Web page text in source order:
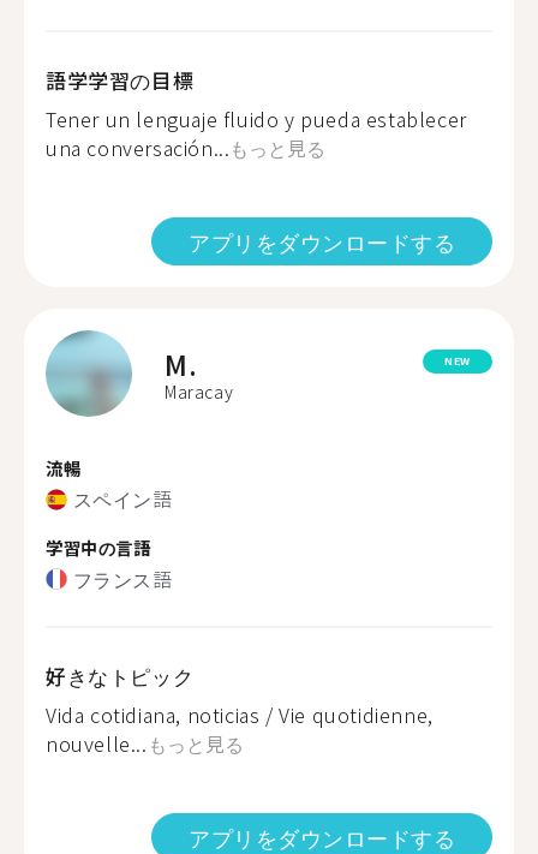
語学学習の目標
Tener un lenguaje fluido y pueda establecer
una conversación...もっと見る
アプリをダウンロードする
M.
Maracay
NEW
流暢
スペイン語
学習中の言語
フランス語
好きなトピック
Vida cotidiana, noticias / Vie quotidienne,
nouvelle... もっと見る
アプリをダウンロードする